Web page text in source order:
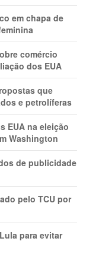
em chapa de
comércio
dos EUA
que
e petrolíferas
EUA na eleição
Washington
de publicidade
pelo TCU por
para evitar